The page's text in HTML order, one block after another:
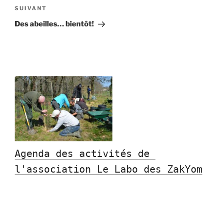
Article
suivant
SUIVANT
Des abeilles… bientôt!
Agenda des activités de
l'association Le Labo des ZakYom